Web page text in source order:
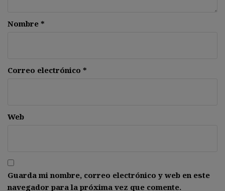
Nombre *
Correo electrónico *
Web
Guarda mi nombre, correo electrónico y web en este
navegador para la próxima vez que comente.